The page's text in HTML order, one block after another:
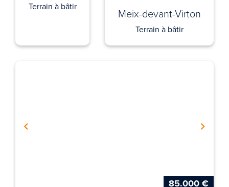
Terrain à bâtir Meix-devant-Virton
Terrain à bâtir
85.000 €